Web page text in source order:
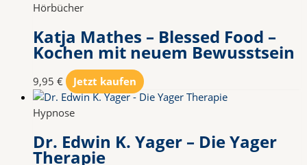
Hörbücher
Katja Mathes – Blessed Food –
Kochen mit neuem Bewusstsein
9,95 € Jetzt kaufen
Hypnose
Dr. Edwin K. Yager – Die Yager
Therapie